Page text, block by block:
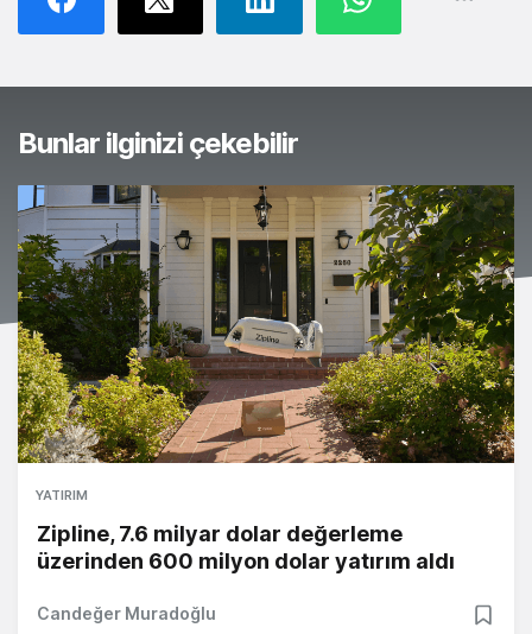
Bunlar ilginizi çekebilir
YATIRIM
Zipline, 7.6 milyar dolar değerleme
üzerinden 600 milyon dolar yatırım aldı
Candeğer Muradoğlu